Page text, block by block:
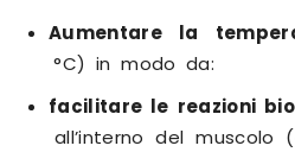
Aumentare la
°C) in modo da:
facilitare le reazioni
all’interno del muscolo